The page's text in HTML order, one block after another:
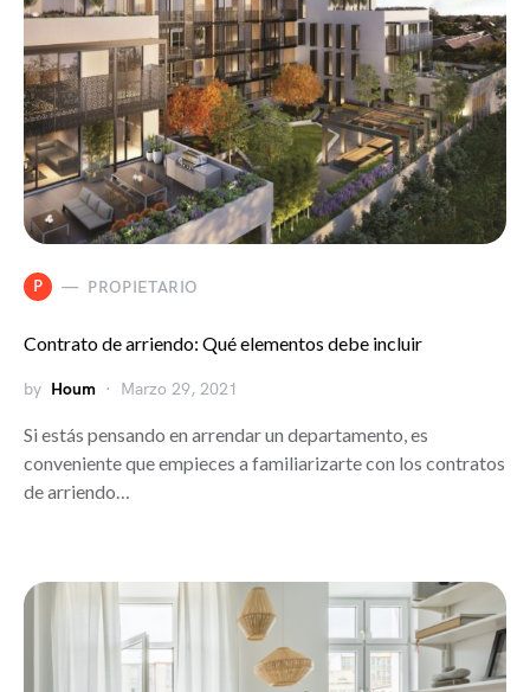
P PROPIETARIO
Contrato de arriendo: Qué elementos debe incluir
by Houm Marzo 29, 2021
Si estás pensando en arrendar un departamento, es
conveniente que empieces a familiarizarte con los contratos
de arriendo…